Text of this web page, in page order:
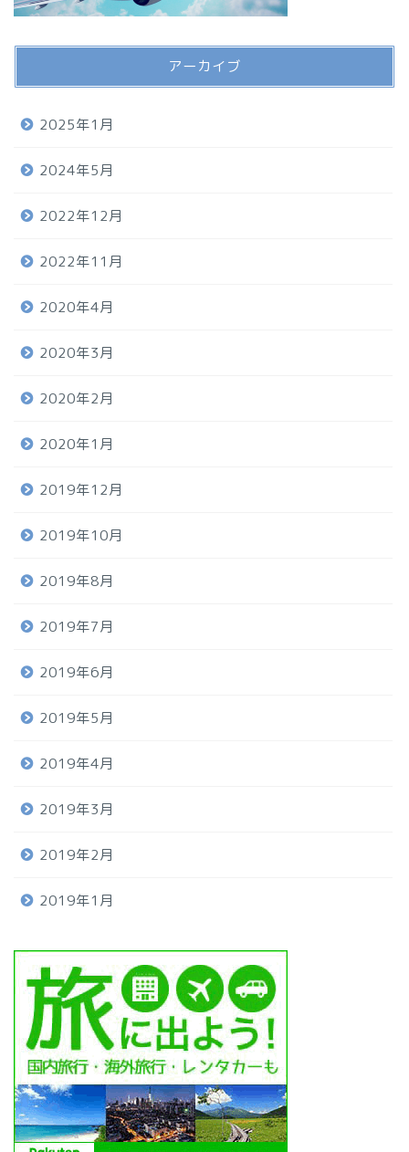
アーカイブ
2025年1月
2024年5月
2022年12月
2022年11月
2020年4月
2020年3月
2020年2月
2020年1月
2019年12月
2019年10月
2019年8月
2019年7月
2019年6月
2019年5月
2019年4月
2019年3月
2019年2月
2019年1月